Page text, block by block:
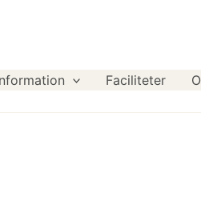
Faciliteter